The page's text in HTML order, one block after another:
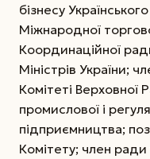
бізнесу
Міжнародної
Координаційної
Міністрів України;
Комітеті Верховної
промислової і
підприємництва;
Комітету; член ради